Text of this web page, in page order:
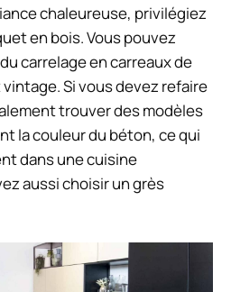
chaleureuse, privilégiez
en bois. Vous pouvez
carrelage en carreaux de
Si vous devez refaire
trouver des modèles
la couleur du béton, ce qui
dans une cuisine
aussi choisir un grès